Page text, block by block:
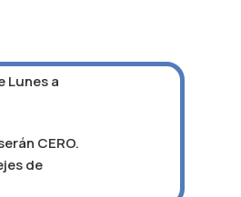
Lunes a
CERO.
de